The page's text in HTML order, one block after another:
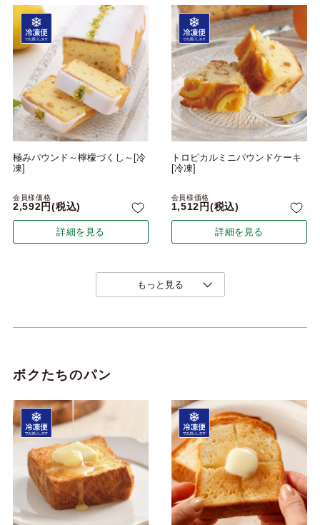
極みパウンド～檸檬づくし～[冷
凍]
会員様価格
2,592 税込
詳細を見る
トロピカルミニパウンドケーキ
[冷凍]
会員様価格
1,512 税込
詳細を見る
もっと見る
ボクたちのパン